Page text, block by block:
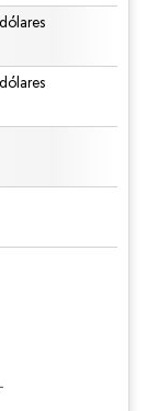
conforme CC BY 4.0.